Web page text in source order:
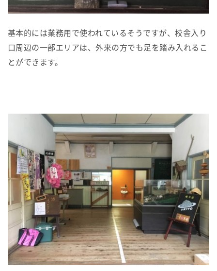
基本的には業務用で使われているそうですが、校舎入り
口周辺の一部エリアは、外来の方でも足を踏み入れるこ
とができます。